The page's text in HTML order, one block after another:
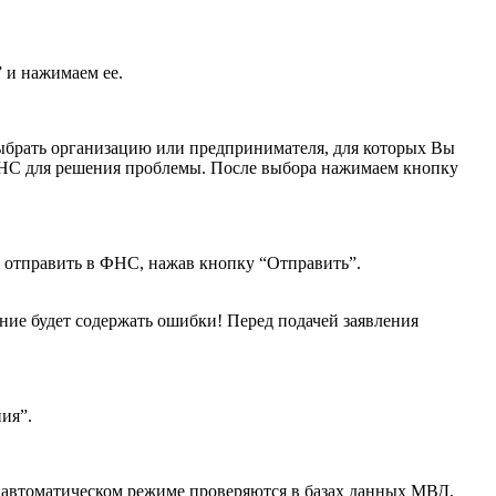
и нажимаем ее.
организацию или предпринимателя, для которых Вы
для решения проблемы. После выбора нажимаем кнопку
отправить в ФНС, нажав кнопку “Отправить”.
будет содержать ошибки! Перед подачей заявления
режиме проверяются в базах данных МВД,